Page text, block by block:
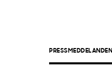
PRESSMEDDELANDEN